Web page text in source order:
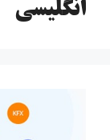
انگلیسی